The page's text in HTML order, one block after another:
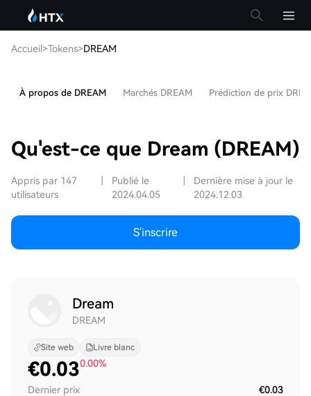
Accueil>Tokens>DREAM
À propos de DREAM Marchés DREAM Prédiction de prix
Qu'est-ce que Dream (DREAM)
Appris par 147
utilisateurs
Publié le
2024.04.05
Dernière mise à jour le
2024.12.03
S'inscrire
Dream
DREAM
Site web Livre blanc
€0.030.00%
Dernier prix
€0.03